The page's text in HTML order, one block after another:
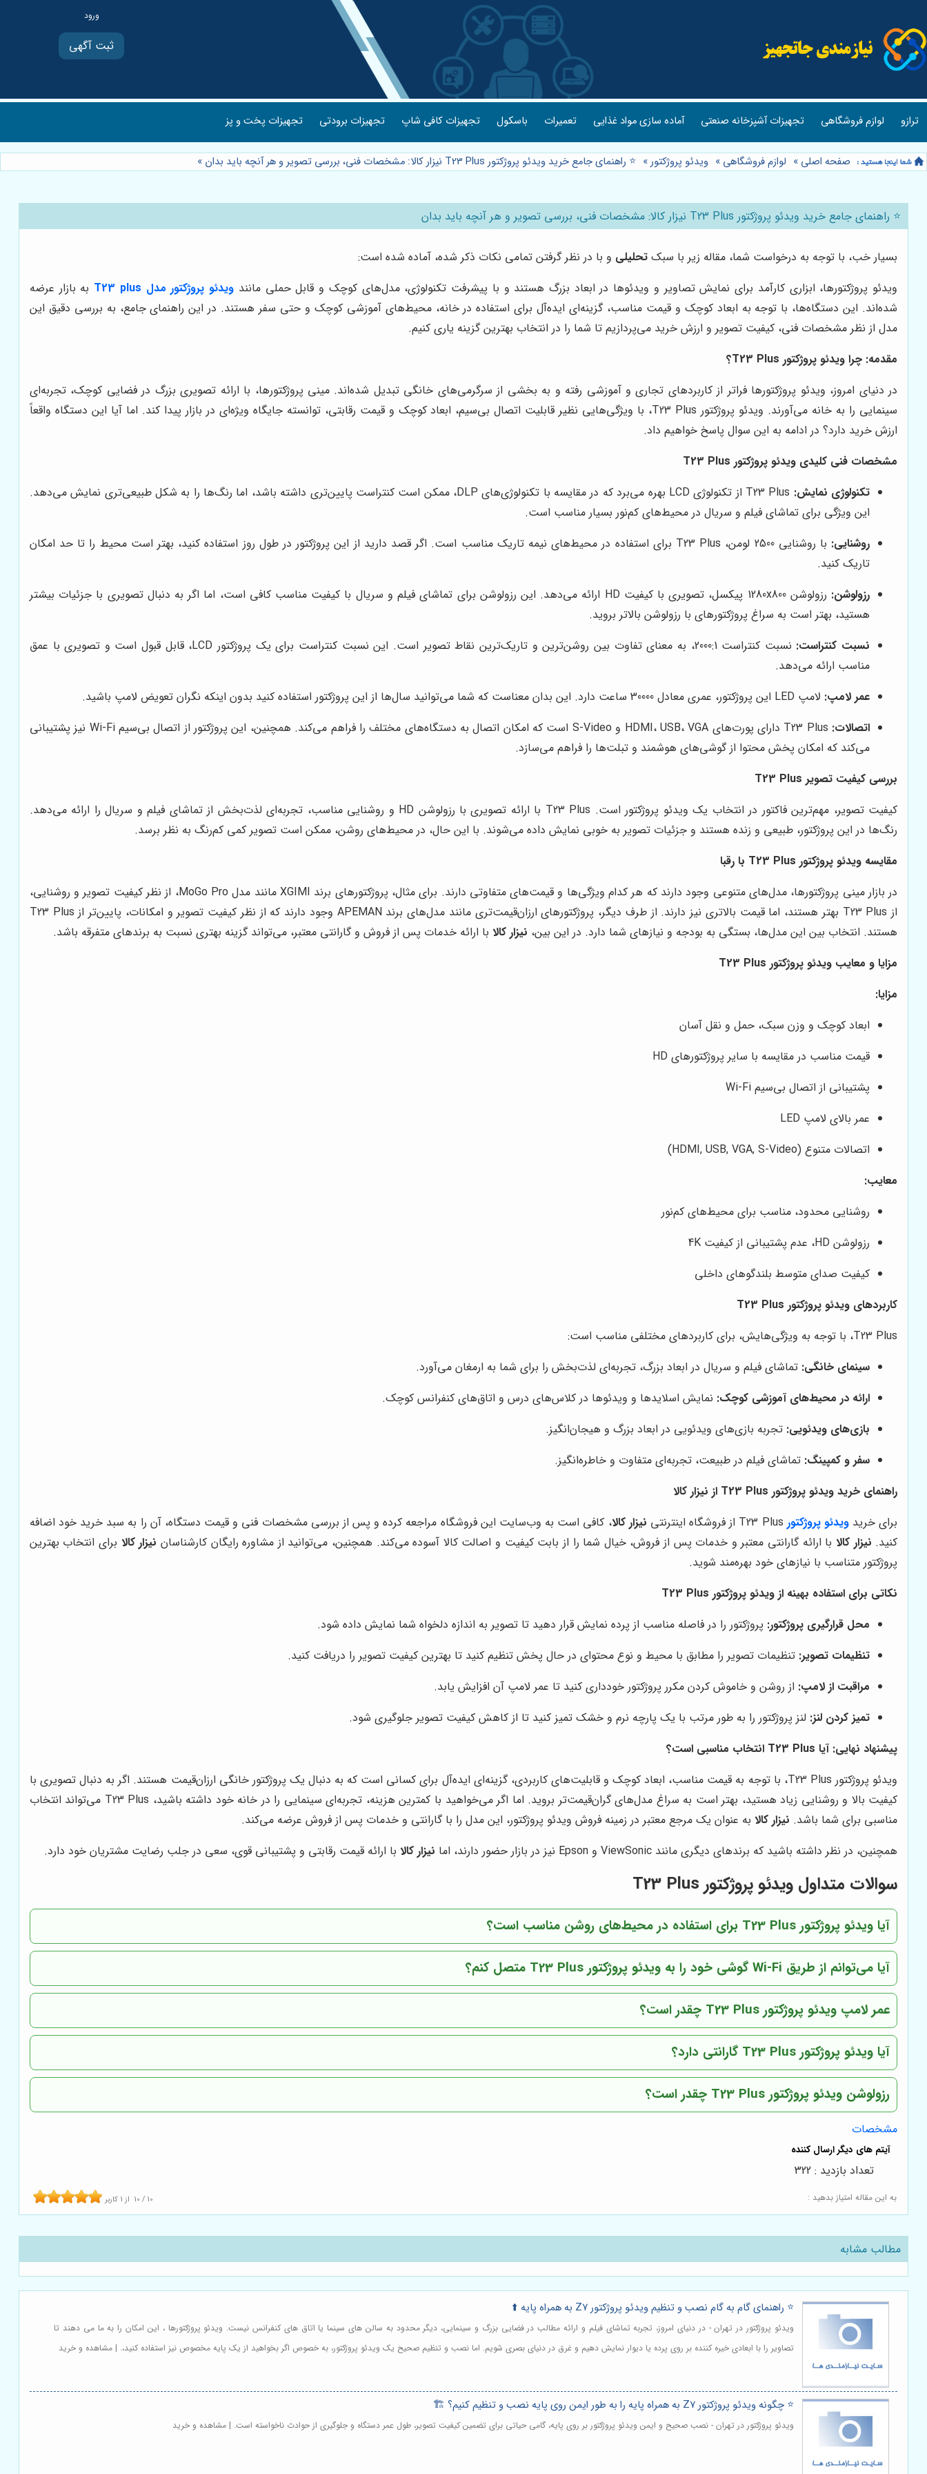
ثبت آگهی
ترازو لوازم فروشگاهی تجهیزات آشپزخانه صنعتی آماده سازی مواد غذایی تعمیرات باسکول تجهیزات کافی شاپ تجهیزات برودتی تجهیزات پخت و پز
صفحه اصلی » لوازم فروشگاهی » ویدئو پروژکتور» ⭐️ راهنمای جامع خرید ویدئو پروژکتور T23 Plus نیزار کالا: مشخصات فنی، بررسی تصویر و هر آنچه باید بدان »
⭐️ راهنمای جامع خرید ویدئو پروژکتور T23 Plus نیزار کالا: مشخصات فنی، بررسی تصویر و هر آنچه باید بدان
بسیار خب، با توجه به درخواست شما، مقاله زیر با سبک تحلیلی و با در نظر گرفتن تمامی نکات ذکر شده، آماده شده است:
ویدئو پروژکتورها، ابزاری کارآمد برای نمایش تصاویر و ویدئوها در ابعاد بزرگ هستند و با پیشرفت تکنولوژی، مدل‌های کوچک و قابل حملی مانند ویدئو پروژکتور مدل T23 plus
به بازار عرضه
شده‌اند. این دستگاه‌ها، با توجه به ابعاد کوچک و قیمت مناسب، گزینه‌ای ایده‌آل برای استفاده در خانه، محیط‌های آموزشی کوچک و حتی سفر هستند. در این راهنمای جامع، به بررسی دقیق این
مدل از نظر مشخصات فنی، کیفیت تصویر و ارزش خرید می‌پردازیم تا شما را در انتخاب بهترین گزینه یاری کنیم.
مقدمه: چرا ویدئو پروژکتور T23 Plus؟
در دنیای امروز، ویدئو پروژکتورها فراتر از کاربردهای تجاری و آموزشی رفته و به بخشی از سرگرمی‌های خانگی تبدیل شده‌اند. مینی پروژکتورها، با ارائه تصویری بزرگ در فضایی کوچک، تجربه‌ای
سینمایی را به خانه می‌آورند. ویدئو پروژکتور T23 Plus، با ویژگی‌هایی نظیر قابلیت اتصال بی‌سیم، ابعاد کوچک و قیمت رقابتی، توانسته جایگاه ویژه‌ای در بازار پیدا کند. اما آیا این دستگاه واقعاً
ارزش خرید دارد؟ در ادامه به این سوال پاسخ خواهیم داد.
مشخصات فنی کلیدی ویدئو پروژکتور T23 Plus
تکنولوژی نمایش:
T23 Plus از تکنولوژی LCD بهره می‌برد که در مقایسه با تکنولوژی‌های DLP، ممکن است کنتراست پایین‌تری داشته باشد، اما رنگ‌ها را به شکل طبیعی‌تری نمایش می‌دهد.
این ویژگی برای تماشای فیلم و سریال در محیط‌های کم‌نور بسیار مناسب است.
روشنایی:
با روشنایی 2500 لومن، T23 Plus برای استفاده در محیط‌های نیمه تاریک مناسب است. اگر قصد دارید از این پروژکتور در طول روز استفاده کنید، بهتر است محیط را تا حد امکان
تاریک کنید.
رزولوشن:
رزولوشن 1280x800 پیکسل، تصویری با کیفیت HD ارائه می‌دهد. این رزولوشن برای تماشای فیلم و سریال با کیفیت مناسب کافی است، اما اگر به دنبال تصویری با جزئیات بیشتر
هستید، بهتر است به سراغ پروژکتورهای با رزولوشن بالاتر بروید.
نسبت کنتراست:
نسبت کنتراست 2000:1، به معنای تفاوت بین روشن‌ترین و تاریک‌ترین نقاط تصویر است. این نسبت کنتراست برای یک پروژکتور LCD، قابل قبول است و تصویری با عمق
مناسب ارائه می‌دهد.
عمر لامپ: لامپ LED این پروژکتور، عمری معادل 30000 ساعت دارد. این بدان معناست که شما می‌توانید سال‌ها از این پروژکتور استفاده کنید بدون اینکه نگران تعویض لامپ باشید.
اتصالات:
T23 Plus دارای پورت‌های HDMI، USB، VGA و S-Video است که امکان اتصال به دستگاه‌های مختلف را فراهم می‌کند. همچنین، این پروژکتور از اتصال بی‌سیم Wi-Fi نیز پشتیبانی
می‌کند که امکان پخش محتوا از گوشی‌های هوشمند و تبلت‌ها را فراهم می‌سازد.
بررسی کیفیت تصویر T23 Plus
کیفیت تصویر، مهم‌ترین فاکتور در انتخاب یک ویدئو پروژکتور است. T23 Plus با ارائه تصویری با رزولوشن HD و روشنایی مناسب، تجربه‌ای لذت‌بخش از تماشای فیلم و سریال را ارائه می‌دهد.
رنگ‌ها در این پروژکتور، طبیعی و زنده هستند و جزئیات تصویر به خوبی نمایش داده می‌شوند. با این حال، در محیط‌های روشن، ممکن است تصویر کمی کم‌رنگ به نظر برسد.
مقایسه ویدئو پروژکتور T23 Plus با رقبا
در بازار مینی پروژکتورها، مدل‌های متنوعی وجود دارند که هر کدام ویژگی‌ها و قیمت‌های متفاوتی دارند. برای مثال، پروژکتورهای برند XGIMI مانند مدل MoGo Pro، از نظر کیفیت تصویر و روشنایی،
از T23 Plus بهتر هستند، اما قیمت بالاتری نیز دارند. از طرف دیگر، پروژکتورهای ارزان‌قیمت‌تری مانند مدل‌های برند APEMAN وجود دارند که از نظر کیفیت تصویر و امکانات، پایین‌تر از T23 Plus
هستند. انتخاب بین این مدل‌ها، بستگی به بودجه و نیازهای شما دارد. در این بین، نیزار کالابا ارائه خدمات پس از فروش و گارانتی معتبر، می‌تواند گزینه بهتری نسبت به برندهای متفرقه باشد.
مزایا و معایب ویدئو پروژکتور T23 Plus
مزایا:
ابعاد کوچک و وزن سبک، حمل و نقل آسان
قیمت مناسب در مقایسه با سایر پروژکتورهای HD
پشتیبانی از اتصال بی‌سیم Wi-Fi
عمر بالای لامپ LED
اتصالات متنوع (HDMI, USB, VGA, S-Video)
معایب:
روشنایی محدود، مناسب برای محیط‌های کم‌نور
رزولوشن HD، عدم پشتیبانی از کیفیت 4K
کیفیت صدای متوسط بلندگوهای داخلی
کاربردهای ویدئو پروژکتور T23 Plus
T23 Plus، با توجه به ویژگی‌هایش، برای کاربردهای مختلفی مناسب است:
سینمای خانگی: تماشای فیلم و سریال در ابعاد بزرگ، تجربه‌ای لذت‌بخش را برای شما به ارمغان می‌آورد.
ارائه در محیط‌های آموزشی کوچک: نمایش اسلایدها و ویدئوها در کلاس‌های درس و اتاق‌های کنفرانس کوچک.
بازی‌های ویدئویی: تجربه بازی‌های ویدئویی در ابعاد بزرگ و هیجان‌انگیز.
سفر و کمپینگ: تماشای فیلم در طبیعت، تجربه‌ای متفاوت و خاطره‌انگیز.
راهنمای خرید ویدئو پروژکتور T23 Plus از نیزار کالا
برای خریدویدئو پروژکتور نیزار کالا، کافی است به وب‌سایت این فروشگاه مراجعه کرده و پس از بررسی مشخصات فنی و قیمت دستگاه، آن را به سبد خرید خود اضافه
کنید. نیزار کالا با ارائه گارانتی معتبر و خدمات پس از فروش، خیال شما را از بابت کیفیت و اصالت کالا آسوده می‌کند. همچنین، می‌توانید از مشاوره رایگان کارشناسان نیزار کالا برای انتخاب بهترین
پروژکتور متناسب با نیازهای خود بهره‌مند شوید.
نکاتی برای استفاده بهینه از ویدئو پروژکتور T23 Plus
محل قرارگیری پروژکتور: پروژکتور را در فاصله مناسب از پرده نمایش قرار دهید تا تصویر به اندازه دلخواه شما نمایش داده شود.
تنظیمات تصویر: تنظیمات تصویر را مطابق با محیط و نوع محتوای در حال پخش تنظیم کنید تا بهترین کیفیت تصویر را دریافت کنید.
مراقبت از لامپ: از روشن و خاموش کردن مکرر پروژکتور خودداری کنید تا عمر لامپ آن افزایش یابد.
تمیز کردن لنز: لنز پروژکتور را به طور مرتب با یک پارچه نرم و خشک تمیز کنید تا از کاهش کیفیت تصویر جلوگیری شود.
پیشنهاد نهایی: آیا T23 Plus انتخاب مناسبی است؟
ویدئو پروژکتور T23 Plus، با توجه به قیمت مناسب، ابعاد کوچک و قابلیت‌های کاربردی، گزینه‌ای ایده‌آل برای کسانی است که به دنبال یک پروژکتور خانگی ارزان‌قیمت هستند. اگر به دنبال تصویری با
کیفیت بالا و روشنایی زیاد هستید، بهتر است به سراغ مدل‌های گران‌قیمت‌تر بروید. اما اگر می‌خواهید با کمترین هزینه، تجربه‌ای سینمایی را در خانه خود داشته باشید، T23 Plus می‌تواند انتخاب
مناسبی برای شما باشد. نیزار کالابه عنوان یک مرجع معتبر در زمینه فروش ویدئو پروژکتور، این مدل را با گارانتی و خدمات پس از فروش عرضه می‌کند.
همچنین، در نظر داشته باشید که برندهای دیگری مانند ViewSonic و Epson نیز در بازار حضور دارند، اما
نیزار کالابا ارائه قیمت رقابتی و پشتیبانی قوی، سعی در جلب رضایت مشتریان خود دارد.
سوالات متداول ویدئو پروژکتور T23 Plus
آیا ویدئو پروژکتور T23 Plus برای استفاده در محیط‌های روشن مناسب است؟
آیا می‌توانم از طریق Wi-Fi گوشی خود را به ویدئو پروژکتور T23 Plus متصل کنم؟
عمر لامپ ویدئو پروژکتور T23 Plus چقدر است؟
آیا ویدئو پروژکتور T23 Plus گارانتی دارد؟
رزولوشن ویدئو پروژکتور T23 Plus چقدر است؟
مشخصات
به این مقاله امتیاز بدهید : 10 / 10 از 1 کاربر
تعداد بازدید : 322
مطالب مشابه
⭐️ راهنمای گام به گام نصب و تنظیم ویدئو پروژکتور Z7 به همراه پایه ⬆️
ویدئو پروژکتور در تهران - در دنیای امروز، تجربه تماشای فیلم و ارائه مطالب در فضایی بزرگ و سینمایی، دیگر محدود به سالن های سینما یا اتاق های کنفرانس نیست. ویدئو پروژکتورها ، این امکان را به ما می دهند تا
تصاویر را با ابعادی خیره کننده بر روی پرده یا دیوار نمایش دهیم و غرق در دنیای بصری شویم. اما نصب و تنظیم صحیح یک ویدئو پروژکتور، به خصوص اگر بخواهید از یک پایه مخصوص نیز استفاده کنید،. | مشاهده و خرید
⭐️ چگونه ویدئو پروژکتور Z7 به همراه پایه را به طور ایمن روی پایه نصب و تنظیم کنیم؟ 🏗️
ویدئو پروژکتور در تهران - نصب صحیح و ایمن ویدئو پروژکتور بر روی پایه، گامی حیاتی برای تضمین کیفیت تصویر، طول عمر دستگاه و جلوگیری از حوادث ناخواسته است. | مشاهده و خرید